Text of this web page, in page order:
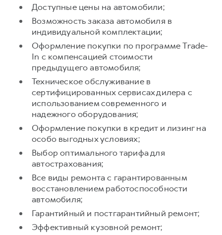
от 3 199 000 ₽ от 3 499 000 ₽
от 2 899 000 ₽ от 3 599 000 ₽
POER
от 3 449 000 ₽
КРЕДИТ И СТРАХОВАНИЕ
Кредитный калькулятор
Страхование
Кредит
КОРПОРАТИВНЫМ КЛИЕНТАМ
Для малого бизнеса
Корпоративным клиентам
Крупным корпоративным клиентам
Система управления автопарком
Сервис для корпоративных клиентов
HAVAL Лизинг
Регламенты технического обслуживания
Электронный ПТС
GWM Безопасность
Гарантия HAVAL
Мобильное приложение GWM
Программа «HAVAL Защита+»
Руководства по эксплуатации
Подписки
АКСЕССУАРЫ HAVAL
Автомобильные аксессуары
Коллекция CITY
Доступные цены на автомобили;
Возможность заказа автомобиля в
индивидуальной комплектации;
Оформление покупки по программе Trade-
In с компенсацией стоимости
предыдущего автомобиля;
Техническое обслуживание в
сертифицированных сервисах дилера с
использованием современного и
надежного оборудования;
Оформление покупки в кредит и лизинг на
особо выгодных условиях;
Выбор оптимального тарифа для
автострахования;
Все виды ремонта с гарантированным
восстановлением работоспособности
автомобиля;
Гарантийный и постгарантийный ремонт;
Эффективный кузовной ремонт;